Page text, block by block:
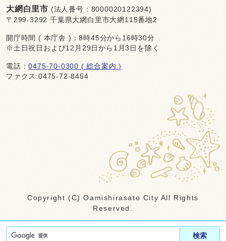
検索
大網白里市 (法人番号：8000020122394)
〒299-3292 千葉県大網白里市大網115番地2
開庁時間 ( 本庁舎 )：8時45分から16時30分
※土日祝日および12月29日から1月3日を除く
電話：0475-70-0300 ( 総合案内 )
ファクス:0475-72-8454
Copyright (C) Oamishirasato City All Rights
Reserved.